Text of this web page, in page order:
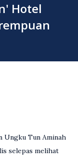
Hotel
Ungku Tun Aminah
selepas melihat